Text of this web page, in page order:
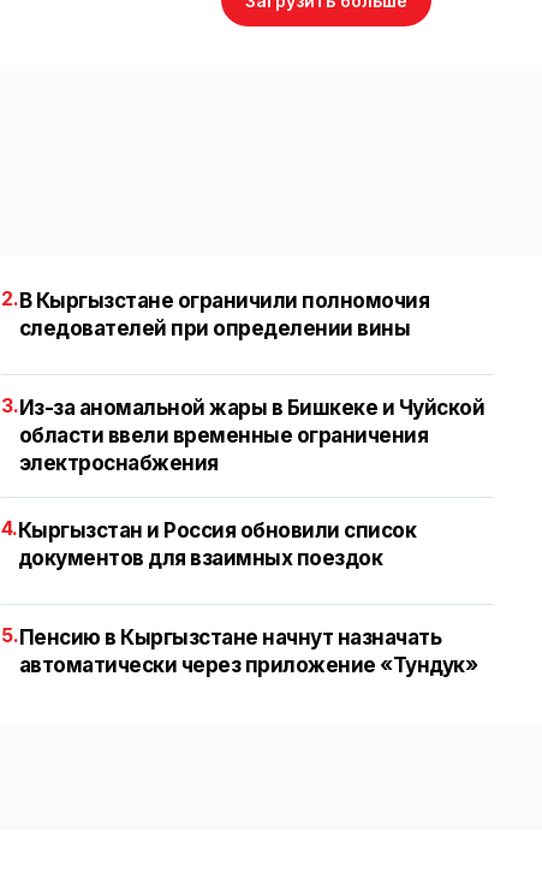
2. В Кыргызстане ограничили полномочия
следователей при определении вины
3.Из-за аномальной жары в Бишкеке и Чуйской
области ввели временные ограничения
электроснабжения
4.Кыргызстан и Россия обновили список
документов для взаимных поездок
5.Пенсию в Кыргызстане начнут назначать
автоматически через приложение «Тундук»